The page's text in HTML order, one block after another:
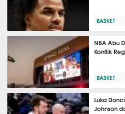
BASKET
NBA Abu
Konflik
BASKET
Luka
Johnson